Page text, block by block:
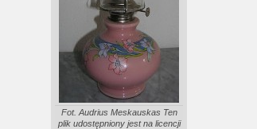
Fot. Audrius Meskauskas Ten
plik udostępniony jest na licencji